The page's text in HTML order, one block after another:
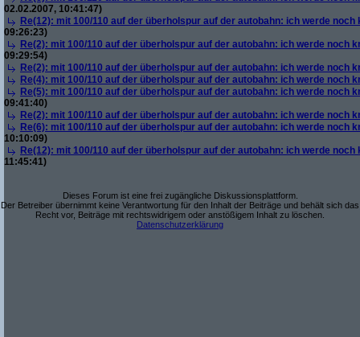
02.02.2007, 10:41:47)
Re(12): mit 100/110 auf der überholspur auf der autobahn: ich werde noch
09:26:23)
Re(2): mit 100/110 auf der überholspur auf der autobahn: ich werde noch
09:29:54)
Re(2): mit 100/110 auf der überholspur auf der autobahn: ich werde noch
Re(4): mit 100/110 auf der überholspur auf der autobahn: ich werde noch
Re(5): mit 100/110 auf der überholspur auf der autobahn: ich werde noch
09:41:40)
Re(2): mit 100/110 auf der überholspur auf der autobahn: ich werde noch
Re(6): mit 100/110 auf der überholspur auf der autobahn: ich werde noch
10:10:09)
Re(12): mit 100/110 auf der überholspur auf der autobahn: ich werde noch
11:45:41)
Dieses Forum ist eine frei zugängliche Diskussionsplattform.
Der Betreiber übernimmt keine Verantwortung für den Inhalt der Beiträge und behält sich das
Recht vor, Beiträge mit rechtswidrigem oder anstößigem Inhalt zu löschen.
Datenschutzerklärung